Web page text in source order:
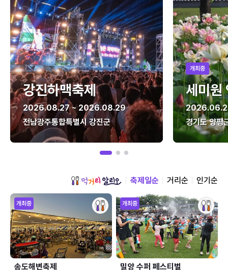
강진하맥축제
2026.08.27 ~ 2026.08.29
전남광주통합특별시 강진군
개최중
세미원
경기도 양평
축제일순 거리순 인기순
개최중
송도해변축제
개최중
밀양 수퍼 페스티벌